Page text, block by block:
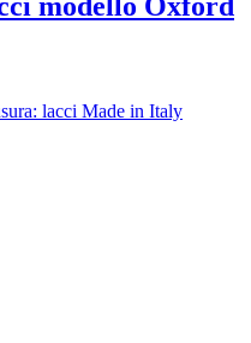
lacci Made in Italy